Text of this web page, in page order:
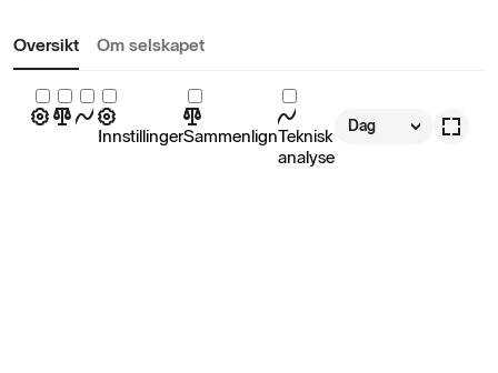
Oversikt Om selskapet
InnstillingerSammenlignTeknisk
analyse
Dag